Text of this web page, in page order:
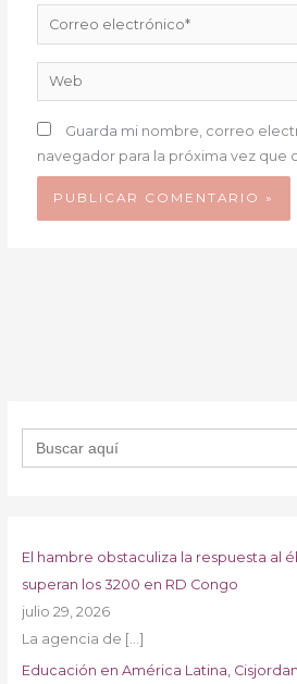
Correo
electrónico*
Web
Guarda mi nombre, correo
navegador para la próxima vez que
Buscar:
El hambre obstaculiza la respuesta al
superan los 3200 en RD Congo
julio 29, 2026
La agencia de […]
Educación en América Latina,